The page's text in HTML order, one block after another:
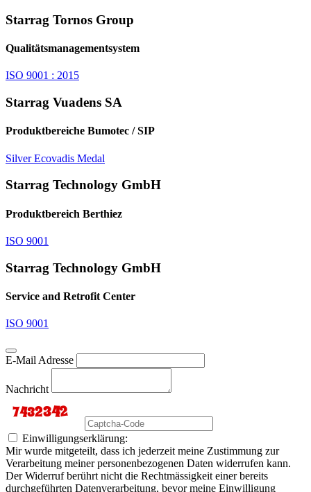
Starrag Tornos Group
Qualitätsmanagementsystem
ISO 9001 : 2015
Starrag Vuadens SA
Produktbereiche Bumotec / SIP
Silver Ecovadis Medal
Starrag Technology GmbH
Produktbereich Berthiez
ISO 9001
Starrag Technology GmbH
Service and Retrofit Center
ISO 9001
E-Mail Adresse
Nachricht
Einwilligungserklärung:
Mir wurde mitgeteilt, dass ich jederzeit meine Zustimmung zur
Verarbeitung meiner personenbezogenen Daten widerrufen kann.
Der Widerruf berührt nicht die Rechtmässigkeit einer bereits
durchgeführten Datenverarbeitung, bevor meine Einwilligung